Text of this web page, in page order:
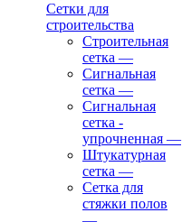
Сетки для
строительства
Строительная
сетка —
Сигнальная
сетка —
Сигнальная
сетка -
упрочненная —
Штукатурная
сетка —
Сетка для
стяжки полов